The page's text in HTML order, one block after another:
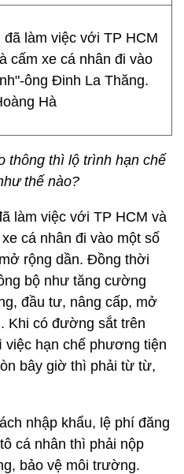
làm việc với TP HCM
cấm xe cá nhân đi vào
ông Đinh La Thăng.
Hà
thông thì lộ trình hạn chế
thế nào?
làm việc với TP HCM và
cá nhân đi vào một số
rộng dần. Đồng thời
bộ như tăng cường
đầu tư, nâng cấp, mở
Khi có đường sắt trên
việc hạn chế phương tiện
bây giờ thì phải từ từ,
nhập khẩu, lệ phí đăng
cá nhân thì phải nộp
bảo vệ môi trường.